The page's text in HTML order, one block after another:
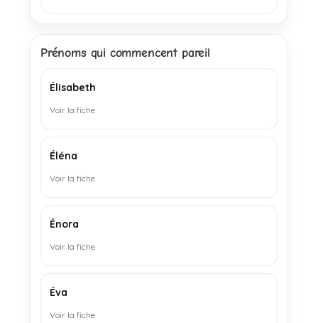
Prénoms qui commencent pareil
Élisabeth
Voir la fiche
Éléna
Voir la fiche
Énora
Voir la fiche
Éva
Voir la fiche